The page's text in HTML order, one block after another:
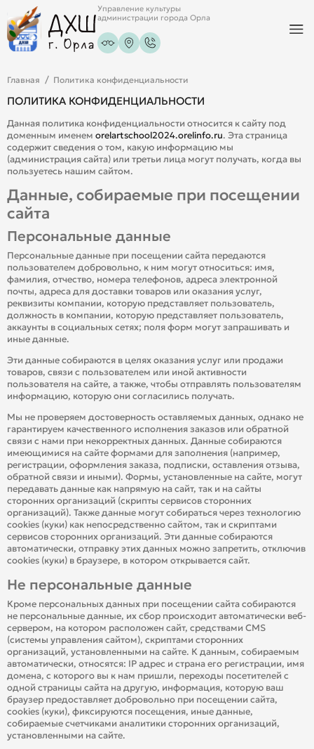
Управление культуры
администрации города Орла
Главная Политика конфиденциальности
ПОЛИТИКА КОНФИДЕНЦИАЛЬНОСТИ
Данная политика конфиденциальности относится к сайту под
доменным именемorelartschool2024.orelinfo.ru. Эта страница
содержит сведения о том, какую информацию мы
(администрация сайта) или третьи лица могут получать, когда вы
пользуетесь нашим сайтом.
Данные, собираемые при посещении
сайта
Персональные данные
Персональные данные при посещении сайта передаются
пользователем добровольно, к ним могут относиться: имя,
фамилия, отчество, номера телефонов, адреса электронной
почты, адреса для доставки товаров или оказания услуг,
реквизиты компании, которую представляет пользователь,
должность в компании, которую представляет пользователь,
аккаунты в социальных сетях; поля форм могут запрашивать и
иные данные.
Эти данные собираются в целях оказания услуг или продажи
товаров, связи с пользователем или иной активности
пользователя на сайте, а также, чтобы отправлять пользователям
информацию, которую они согласились получать.
Мы не проверяем достоверность оставляемых данных, однако не
гарантируем качественного исполнения заказов или обратной
связи с нами при некорректных данных. Данные собираются
имеющимися на сайте формами для заполнения (например,
регистрации, оформления заказа, подписки, оставления отзыва,
обратной связи и иными). Формы, установленные на сайте, могут
передавать данные как напрямую на сайт, так и на сайты
сторонних организаций (скрипты сервисов сторонних
организаций). Также данные могут собираться через технологию
cookies (куки) как непосредственно сайтом, так и скриптами
сервисов сторонних организаций. Эти данные собираются
автоматически, отправку этих данных можно запретить, отключив
cookies (куки) в браузере, в котором открывается сайт.
Не персональные данные
Кроме персональных данных при посещении сайта собираются
не персональные данные, их сбор происходит автоматически веб-
сервером, на котором расположен сайт, средствами CMS
(системы управления сайтом), скриптами сторонних
организаций, установленными на сайте. К данным, собираемым
автоматически, относятся: IP адрес и страна его регистрации, имя
домена, с которого вы к нам пришли, переходы посетителей с
одной страницы сайта на другую, информация, которую ваш
браузер предоставляет добровольно при посещении сайта,
cookies (куки), фиксируются посещения, иные данные,
собираемые счетчиками аналитики сторонних организаций,
установленными на сайте.